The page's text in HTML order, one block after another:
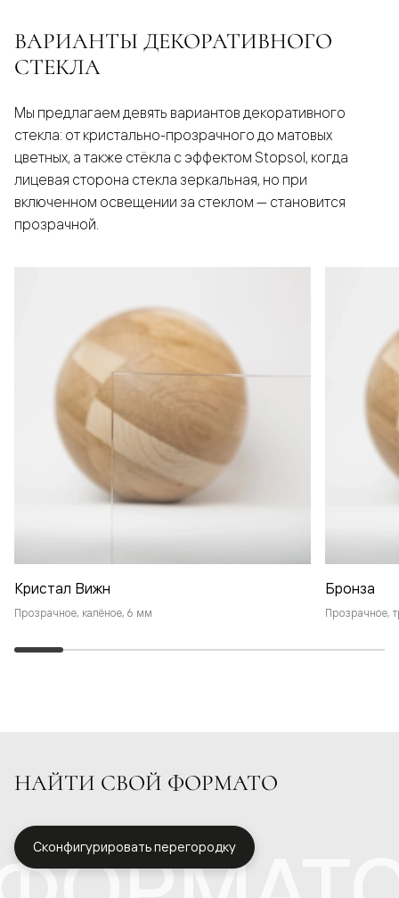
ВАРИАНТЫ ДЕКОРАТИВНОГО
СТЕКЛА
Мы предлагаем девять вариантов декоративного
стекла: от кристально-прозрачного до матовых
цветных, а также стёкла с эффектом Stopsol, когда
лицевая сторона стекла зеркальная, но при
включенном освещении за стеклом — становится
прозрачной.
Кристал Вижн
Прозрачное, калёное, 6 мм
Бронза
Прозрачное,
НАЙТИ СВОЙ ФОРМАТО
Сконфигурировать перегородку